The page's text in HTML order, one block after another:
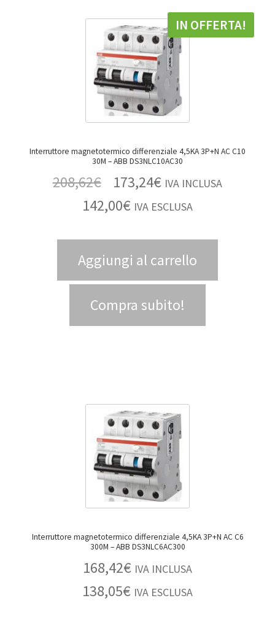
Interruttore magnetotermico differenziale 4,5KA 3P+N AC C10
30M – ABB DS3NLC10AC30
IN OFFERTA!
208,62€ 173,24€ IVA INCLUSA
142,00€ IVA ESCLUSA
Aggiungi al carrello
Compra subito!
Interruttore magnetotermico differenziale 4,5KA 3P+N AC C6
300M – ABB DS3NLC6AC300
168,42€ IVA INCLUSA
138,05€ IVA ESCLUSA